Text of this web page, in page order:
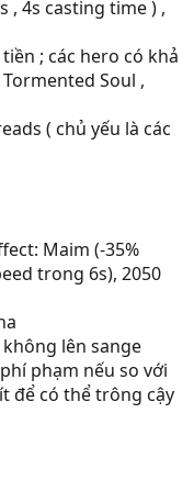
, 4s casting time ) ,
; các hero có khả
Soul ,
( chủ yếu là các
Maim (-35%
trong 6s), 2050
lên sange
phạm nếu so với
để có thể trông cậy